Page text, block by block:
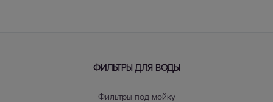
ФИЛЬТРЫ ДЛЯ ВОДЫ
Фильтры под мойку